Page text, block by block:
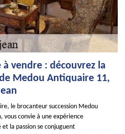
vendre : découvrez la
Medou Antiquaire 11,
le brocanteur succession Medou
vous convie à une expérience
la passion se conjuguent